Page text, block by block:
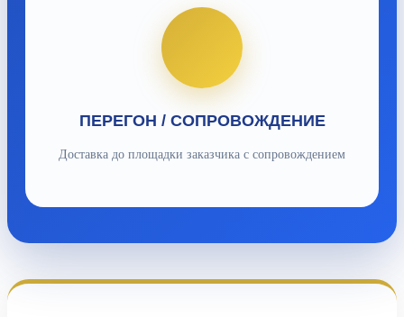
ПЕРЕГОН / СОПРОВОЖДЕНИЕ
Доставка до площадки заказчика с сопровождением